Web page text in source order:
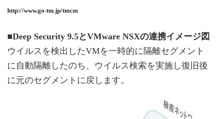
http://www.go-tm.jp/tmcm
■Deep Security 9.5とVMware NSXの連携イメージ図
ウイルスを検出したVMを一時的に隔離セグメント
に自動隔離したのち、ウイルス検索を実施し復旧後
に元のセグメントに戻します。